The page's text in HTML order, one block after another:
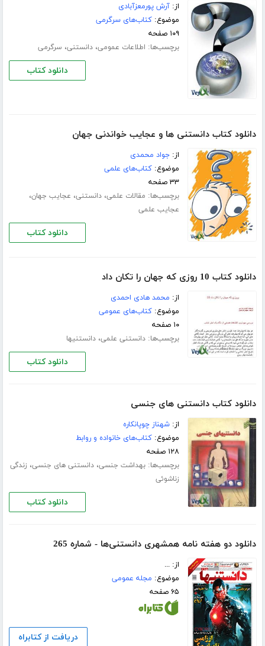
از:آرش پورمعزآبادی
موضوع:کتاب‌های سرگرمی
۱۰۹ صفحه
برچسب‌ها: اطلاعات عمومی،دانستنی، سرگرمی
دانلود کتاب
دانلود کتاب دانستنی ھا و عجایب خواندنی جھان
از:جواد محمدی
موضوع:کتاب‌های علمی
۳۳ صفحه
برچسب‌ها: مقالات علمی،دانستنی، عجایب جھان،
عجایب علمی
دانلود کتاب
دانلود کتاب 10 روزی که جهان را تکان داد
از: محمد هادی احمدی
موضوع:کتاب‌های عمومی
۱۰ صفحه
برچسب‌ها:دانستنی علمی،دانستنیها
دانلود کتاب
دانلود کتاب دانستنی های جنسی
از:شهناز چوپانکاره
موضوع:کتاب‌های خانواده و روابط
۱۲۸ صفحه
برچسب‌ها:بهداشت جنسی،دانستنی های جنسی، زندگی
زناشوئی
دانلود کتاب
دانلود دو هفته نامه همشهری دانستنی‌ها - شماره 265
از: ...
موضوع: مجله عمومی
۶۵ صفحه
دریافت از کتابراه